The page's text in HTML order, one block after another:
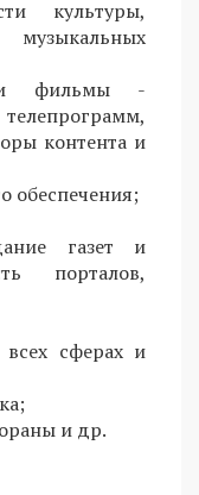
культуры,
и фильмы -
контента и
обеспечения;
газет и
порталов,
сферах и
и др.